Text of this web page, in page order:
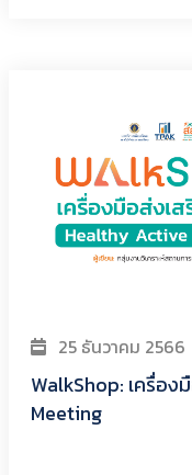
25 ธันวาคม 2566
WalkShop: เครื่อ
Meeting